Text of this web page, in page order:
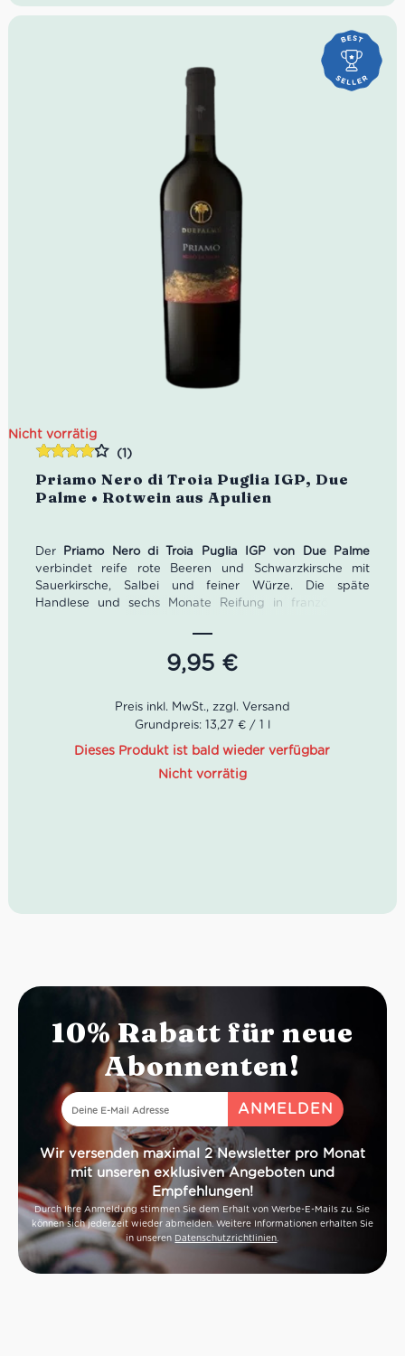
Nicht vorrätig
Priamo Nero di Troia Puglia IGP, Due
Palme • Rotwein aus Apulien
(1)
Der
Priamo Nero di Troia Puglia IGP von Due Palme
verbindet reife rote Beeren und Schwarzkirsche mit
Sauerkirsche, Salbei und feiner Würze. Die späte
Handlese und sechs Monate Reifung in französischen
weiche Struktur, gute Balance und einen langen Nachhall.
Ideal zu Ragù, Pasta al Forno, Lamm, Grillfleisch und
gereiftem Käse. Alkoholgehalt: 13,5% Vol. Inhalt: 0,75 l.
9,95 €
mit4.00
von 5
Grundpreis: 13,27 € / 1 l
Dieses Produkt ist bald wieder verfügbar
Nicht vorrätig
10% Rabatt für neue
Abonnenten!
Wir versenden maximal 2 Newsletter pro Monat
mit unseren exklusiven Angeboten und
Empfehlungen!
Durch Ihre Anmeldung stimmen Sie dem Erhalt von Werbe-E-Mails zu. Sie
können sich jederzeit wieder abmelden. Weitere Informationen erhalten Sie
in unseren Datenschutzrichtlinien